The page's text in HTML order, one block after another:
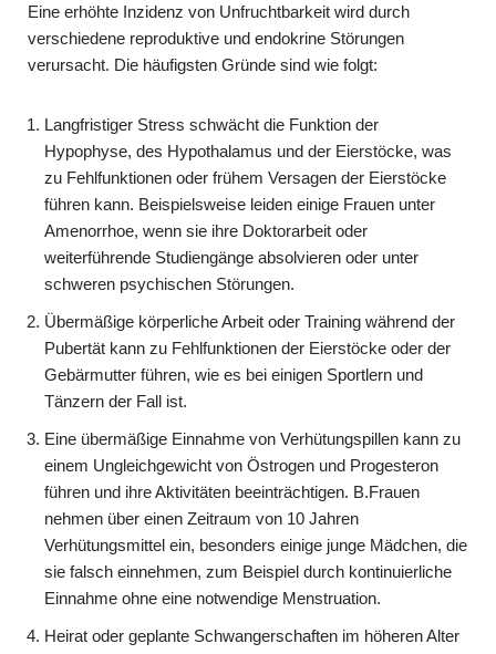
Eine erhöhte Inzidenz von Unfruchtbarkeit wird durch
verschiedene reproduktive und endokrine Störungen
verursacht. Die häufigsten Gründe sind wie folgt:
Langfristiger Stress schwächt die Funktion der
Hypophyse, des Hypothalamus und der Eierstöcke, was
zu Fehlfunktionen oder frühem Versagen der Eierstöcke
führen kann. Beispielsweise leiden einige Frauen unter
Amenorrhoe, wenn sie ihre Doktorarbeit oder
weiterführende Studiengänge absolvieren oder unter
schweren psychischen Störungen.
Übermäßige körperliche Arbeit oder Training während der
Pubertät kann zu Fehlfunktionen der Eierstöcke oder der
Gebärmutter führen, wie es bei einigen Sportlern und
Tänzern der Fall ist.
Eine übermäßige Einnahme von Verhütungspillen kann zu
einem Ungleichgewicht von Östrogen und Progesteron
führen und ihre Aktivitäten beeinträchtigen. B.Frauen
nehmen über einen Zeitraum von 10 Jahren
Verhütungsmittel ein, besonders einige junge Mädchen, die
sie falsch einnehmen, zum Beispiel durch kontinuierliche
Einnahme ohne eine notwendige Menstruation.
Heirat oder geplante Schwangerschaften im höheren Alter